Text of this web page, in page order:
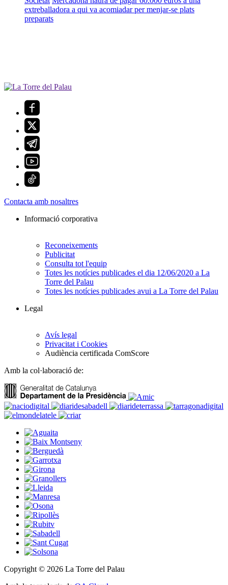
extreballadora a qui va acomiadar per menjar-se plats
preparats
Contacta amb nosaltres
Informació corporativa
Reconeixements
Publicitat
Consulta tot l'equip
Totes les notícies publicades el dia 12/06/2020 a La
Torre del Palau
Totes les notícies publicades avui a La Torre del Palau
Legal
Avís legal
Privacitat i Cookies
Audiència certificada ComScore
Amb la col·laboració de:
Copyright © 2026 La Torre del Palau